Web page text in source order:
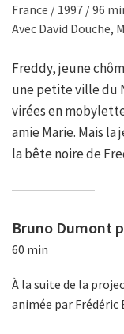
France / 1997 / 96
Avec David Douche,
Freddy, jeune
une petite ville du
virées en
amie Marie. Mais
la bête noire de
Bruno Dumont
60 min
À la suite de la
animée par Frédéric